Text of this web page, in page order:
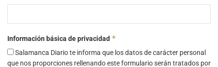
Información básica de privacidad *
Salamanca Diario te informa que los datos de carácter personal
que nos proporciones rellenando este formulario serán tratados por